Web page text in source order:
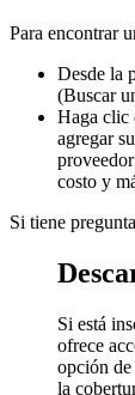
Para encontrar
Desde la
(Buscar
Haga clic
agregar
costo y
Si tiene
Si está
ofrece
opción de
la